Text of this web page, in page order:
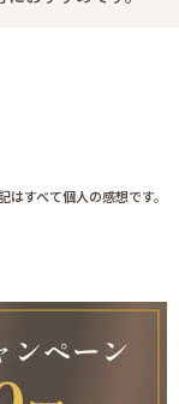
すべて個人の感想です。